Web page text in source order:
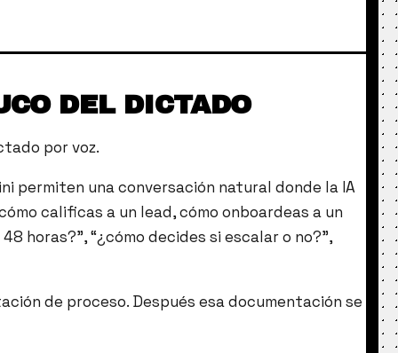
DEL DICTADO
por voz.
permiten una conversación natural donde la IA
calificas a un lead, cómo onboardeas a un
horas?”, “¿cómo decides si escalar o no?”,
de proceso. Después esa documentación se